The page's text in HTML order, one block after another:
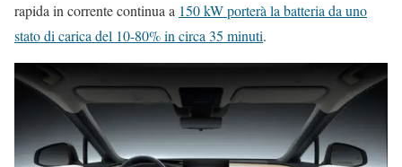
rapida in corrente continua a 150 kW porterà la batteria da uno
stato di carica del 10-80% in circa 35 minuti.